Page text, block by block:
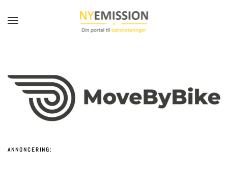
Gå til hovedindhold
ANNONCERING: